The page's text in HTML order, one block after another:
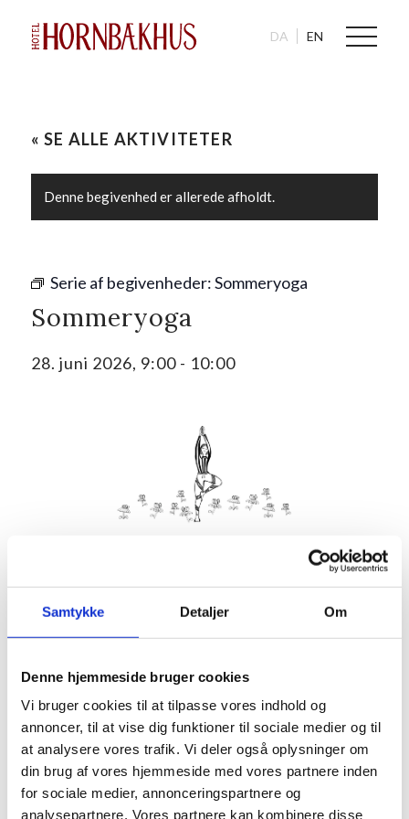
Samtykke Detaljer Om
Denne hjemmeside bruger cookies
Vi bruger cookies til at tilpasse vores indhold og
annoncer, til at vise dig funktioner til sociale medier og til
at analysere vores trafik. Vi deler også oplysninger om
din brug af vores hjemmeside med vores partnere inden
for sociale medier, annonceringspartnere og
analysepartnere. Vores partnere kan kombinere disse
DA EN
« SE ALLE AKTIVITETER
Denne begivenhed er allerede afholdt.
Serie af begivenheder:Sommeryoga
Sommeryoga
28. juni 2026, 9:00- 10:00
Kom med morgenhår og tag din nabo eller bedste ven under
Husk din yogamåtte.
Hvis det er dårligt vejr, er vi indendørs på Villa Strand eller
Hornbækhus.
Info
Tilmelding